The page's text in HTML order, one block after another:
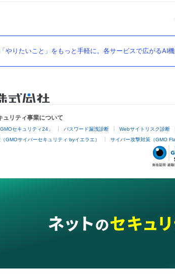
やりたいこと」をもっと手軽に。各サービスで広がるAI
ュリティ事業について
セキュリティ24」 パスワード漏洩診断 Webサイトリスク診断
GMOサイバーセキュリティ byイエラエ） サイバー攻撃対策（GMO